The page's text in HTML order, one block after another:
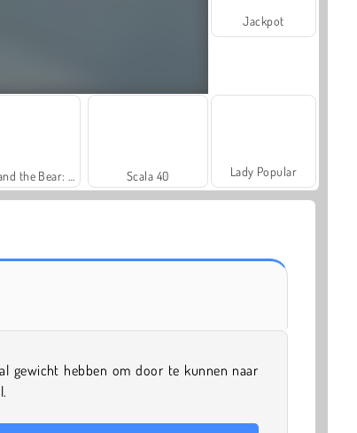
Scala 40
Jackpot
Lady Popular
gewicht hebben om door te kunnen naar